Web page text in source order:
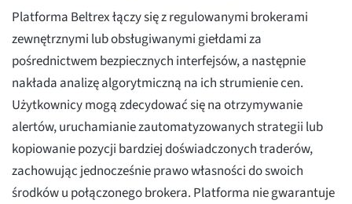
Platforma Beltrex łączy się z regulowanymi brokerami
zewnętrznymi lub obsługiwanymi giełdami za
pośrednictwem bezpiecznych interfejsów, a następnie
nakłada analizę algorytmiczną na ich strumienie cen.
Użytkownicy mogą zdecydować się na otrzymywanie
alertów, uruchamianie zautomatyzowanych strategii lub
kopiowanie pozycji bardziej doświadczonych traderów,
zachowując jednocześnie prawo własności do swoich
środków u połączonego brokera. Platforma nie gwarantuje